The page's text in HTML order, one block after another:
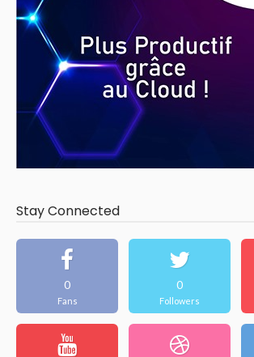
Stay Connected
0
Fans
0
Followers